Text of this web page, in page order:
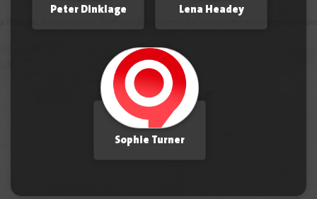
Lena Headey
Peter Dinklage
Sophie Turner